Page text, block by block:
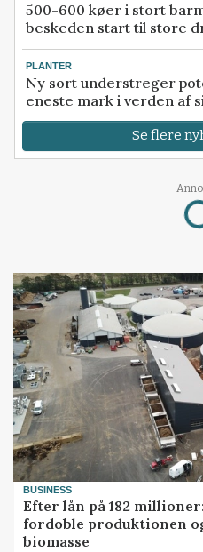
500-600 køer i stort
beskeden start til store
PLANTER
Ny sort understreger
eneste mark i verden af
Se flere
BUSINESS
Efter lån på 182
fordoble produktionen
biomasse